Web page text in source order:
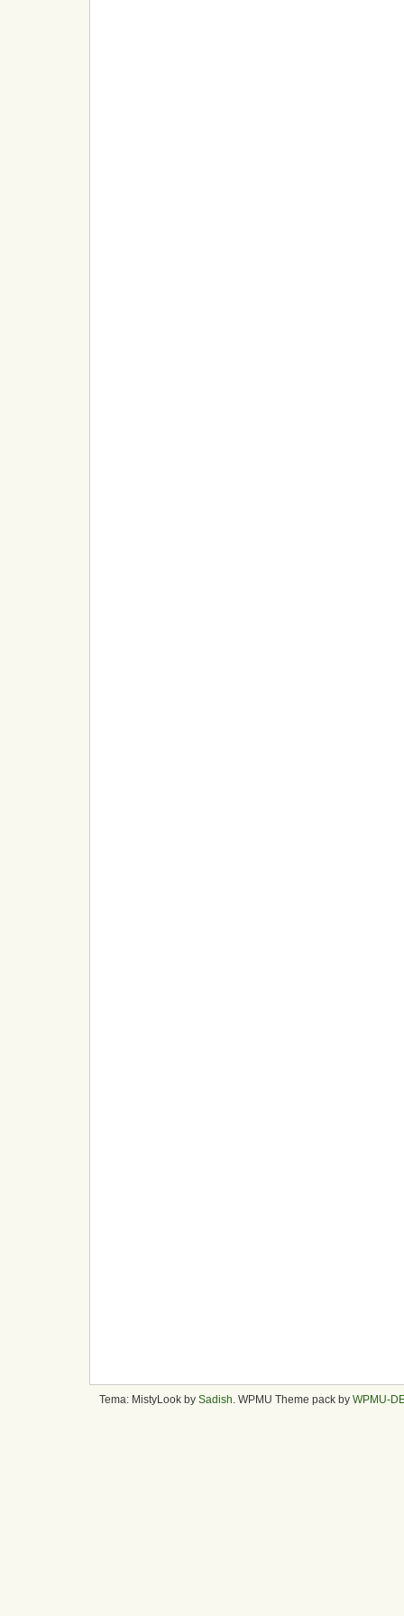
Tema: MistyLook by Sadish . WPMU Theme pack by WPMU-